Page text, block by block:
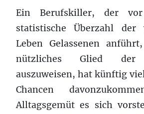
Ein Berufskiller, der
statistische Überzahl
Leben Gelassenen
nützliches Glied der
auszuweisen, hat künftig
Chancen
Alltagsgemüt es sich